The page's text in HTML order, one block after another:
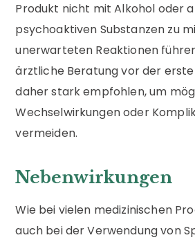
Produkt nicht mit Alkohol oder
psychoaktiven Substanzen zu
unerwarteten Reaktionen
ärztliche Beratung vor der
daher stark empfohlen, um
Wechselwirkungen oder
vermeiden.
Nebenwirkungen
Wie bei vielen medizinischen
auch bei der Verwendung von